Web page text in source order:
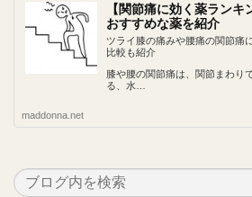
【関節痛に効く薬ラン
おすすめな薬を紹介
ツライ膝の痛みや腰痛の関節痛
比較も紹介
膝や腰の関節痛は、関節まわり
る、水…
maddonna.net